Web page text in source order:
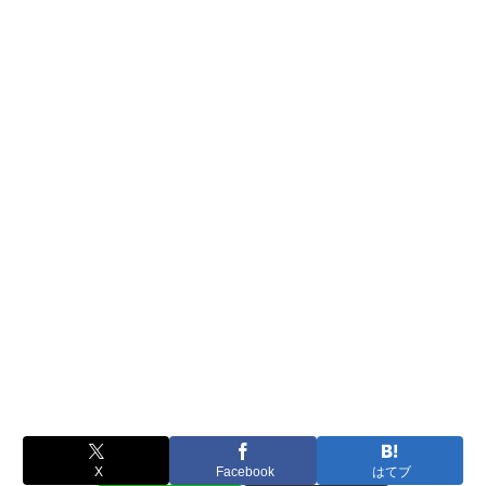
X Facebook はてブ